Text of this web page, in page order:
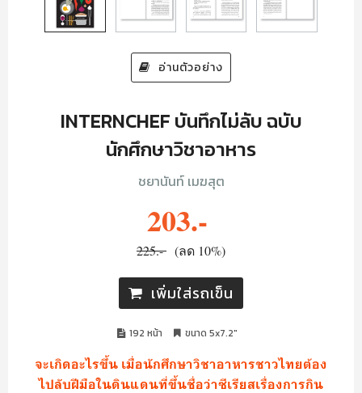
อ่านตัวอย่าง
INTERNCHEF บันทึกไม่ลับ ฉบับ
นักศึกษาวิชาอาหาร
ชยานันท์ เมฆสุต
203.-
225.- (ลด 10%)
เพิ่มใส่รถเข็น
192 หน้า ขนาด 5x7.2"
จะเกิดอะไรขึ้น เมื่อนักศึกษาวิชาอาหารชาวไทยต้อง
ไปลับฝีมือในดินแดนที่ขึ้นชื่อว่าซีเรียสเรื่องการกิน